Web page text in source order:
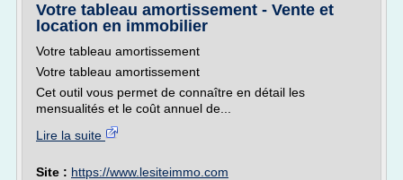
Votre tableau amortissement - Vente et
location en immobilier
Votre tableau amortissement
Votre tableau amortissement
Cet outil vous permet de connaître en détail les
mensualités et le coût annuel de...
Lire la suite
Site : https://www.lesiteimmo.com